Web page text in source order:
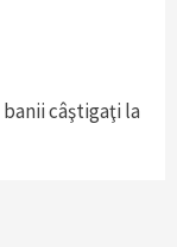
câştigaţi la